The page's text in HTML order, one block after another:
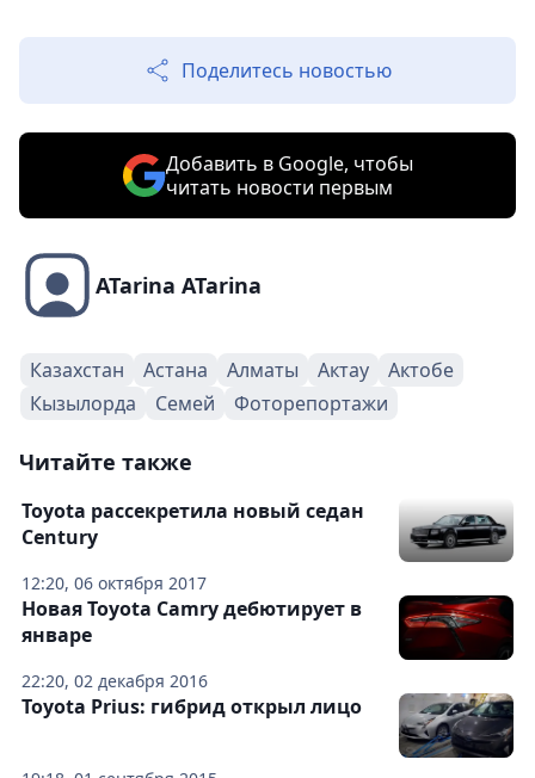
Поделитесь новостью
Добавить в Google, чтобы
читать новости первым
ATarina ATarina
Казахстан Астана Алматы Актау
Актобе
Кызылорда
Семей Фоторепортажи
Читайте также
12:20, 06 октября 2017
Toyota рассекретила новый седан
Century
22:20, 02 декабря 2016
Новая Toyota Camry дебютирует в
январе
Toyota Prius: гибрид открыл лицо